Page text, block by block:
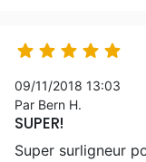
    
09/11/2018 13:03
Par Bern H.
SUPER!
Super surligneur